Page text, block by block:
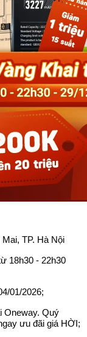
TP. Hà Nội
18h30 - 22h30
01/2026;
Oneway. Quý
ưu đãi giá HỜI;